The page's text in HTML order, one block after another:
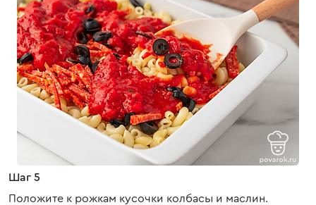
Шаг 5
Положите к рожкам кусочки колбасы и маслин.